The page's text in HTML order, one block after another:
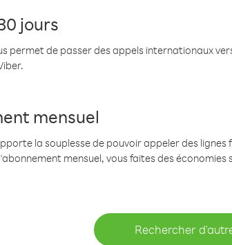
jours
permet de passer des appels internationaux
mensuel
la souplesse de pouvoir appeler des
mensuel, vous faites des économies
Rechercher